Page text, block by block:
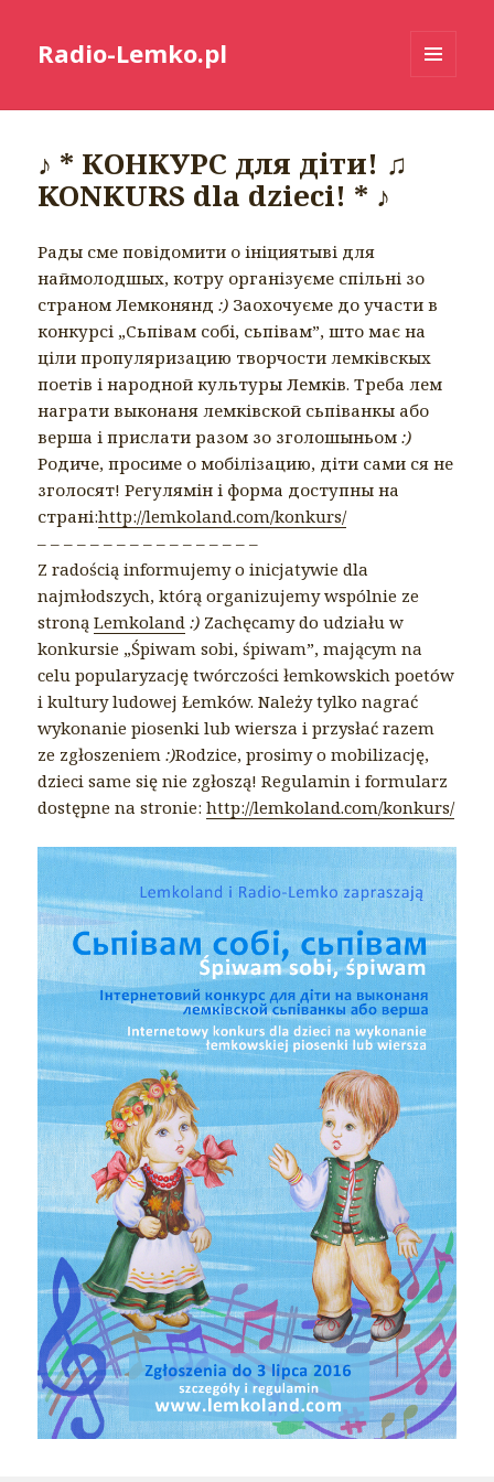
Radio-Lemko.pl
♪ * КОНКУРС для діти! ♫
KONKURS dla dzieci! * ♪
Рады сме повідомити о ініциятыві для
наймолодшых, котру організуєме спільні зо
страном Лемконянд:) Заохочуєме до участи в
конкурсі „Сьпівам собі, сьпівам”, што має на
ціли пропуляризацию творчости лемківскых
поетів і народной культуры Лемків. Треба лем
награти выконаня лемківской сьпіванкы або
верша і прислати разом зо зголошыньом:)
Родиче, просиме о мобілізацию, діти сами ся не
зголосят! Регулямін і форма доступны на
страні:http://lemkoland.com/konkurs/
– – – – – – – – – – – – – – – – –
Z radością informujemy o inicjatywie dla
najmłodszych, którą organizujemy wspólnie ze
stronąLemkoland :) Zachęcamy do udziału w
konkursie „Śpiwam sobi, śpiwam”, mającym na
celu popularyzację twórczości łemkowskich poetów
i kultury ludowej Łemków. Należy tylko nagrać
wykonanie piosenki lub wiersza i przysłać razem
ze zgłoszeniem:)Rodzice, prosimy o mobilizację,
dzieci same się nie zgłoszą! Regulamin i formularz
dostępne na stronie:http://lemkoland.com/konkurs/